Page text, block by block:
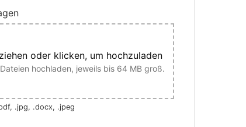
oder klicken, um hochzuladen
hochladen, jeweils bis 64 MB groß.
.jpg, .docx, .jpeg